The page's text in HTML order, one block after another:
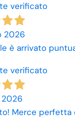
verificato
2026
è arrivato
verificato
2026
Merce